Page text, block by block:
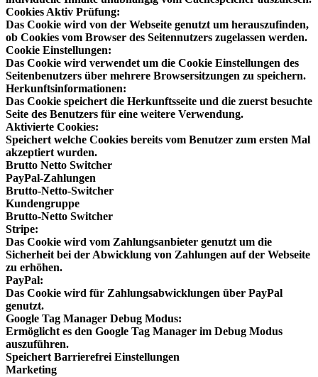
Cookies Aktiv Prüfung:
Das Cookie wird von der Webseite genutzt um herauszufinden,
ob Cookies vom Browser des Seitennutzers zugelassen werden.
Cookie Einstellungen:
Das Cookie wird verwendet um die Cookie Einstellungen des
Seitenbenutzers über mehrere Browsersitzungen zu speichern.
Herkunftsinformationen:
Das Cookie speichert die Herkunftsseite und die zuerst besuchte
Seite des Benutzers für eine weitere Verwendung.
Aktivierte Cookies:
Speichert welche Cookies bereits vom Benutzer zum ersten Mal
akzeptiert wurden.
Brutto Netto Switcher
PayPal-Zahlungen
Brutto-Netto-Switcher
Kundengruppe
Brutto-Netto Switcher
Stripe:
Das Cookie wird vom Zahlungsanbieter genutzt um die
Sicherheit bei der Abwicklung von Zahlungen auf der Webseite
zu erhöhen.
PayPal:
Das Cookie wird für Zahlungsabwicklungen über PayPal
genutzt.
Google Tag Manager Debug Modus:
Ermöglicht es den Google Tag Manager im Debug Modus
auszuführen.
Speichert Barrierefrei Einstellungen
Marketing